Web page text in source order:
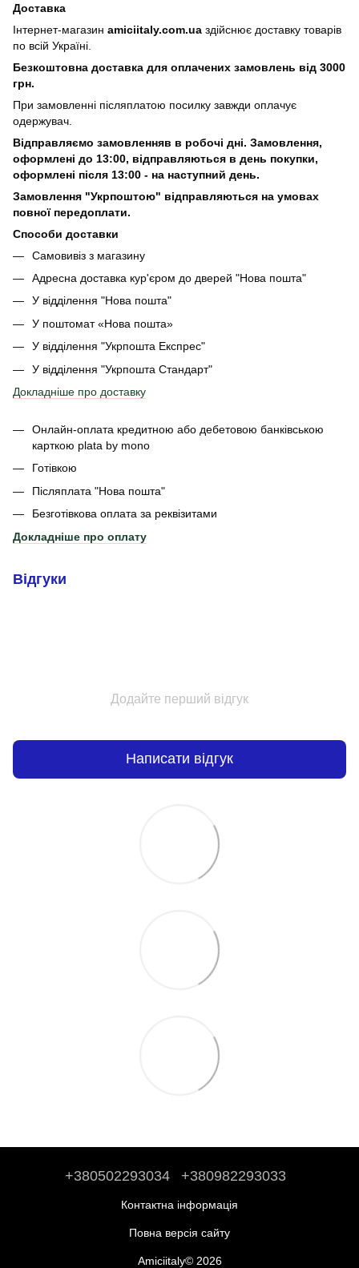
Доставка
Інтернет-магазин amiciitaly.com.ua здійснює доставку товарів
по всій Україні.
Безкоштовна доставка для оплачених замовлень від 3000
грн.
При замовленні післяплатою посилку завжди оплачує
одержувач.
Відправляємо замовленняв в робочі дні. Замовлення,
оформлені до 13:00, відправляються в день покупки,
оформлені після 13:00 - на наступний день.
Замовлення "Укрпоштою" відправляються на умовах
повної передоплати.
Способи доставки
Самовивіз з магазину
Адресна доставка кур'єром до дверей "Нова пошта"
У відділення "Нова пошта"
У поштомат «Нова пошта»
У відділення "Укрпошта Експрес"
У відділення "Укрпошта Стандарт"
Докладніше про доставку
Онлайн-оплата кредитною або дебетовою банківською
карткою plata by mono
Готівкою
Післяплата "Нова пошта"
Безготівкова оплата за реквізитами
Докладніше про оплату
Відгуки
Додайте перший відгук
Написати відгук
+380502293034 +380982293033
Контактна інформація
Повна версія сайту
Amiciitaly© 2026